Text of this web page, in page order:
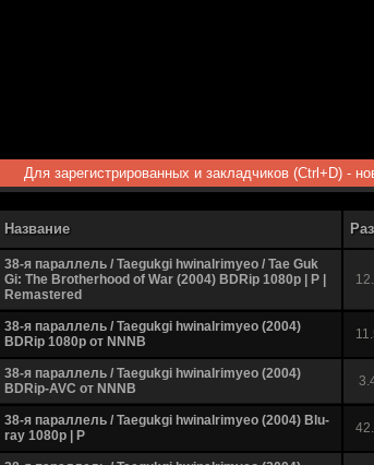
Для зарегистрированных и закладчиков (Ctrl+D) -
Название
38-я параллель / Taegukgi hwinalrimyeo / Tae Guk
Gi: The Brotherhood of War (2004) BDRip 1080p | P |
Remastered
38-я параллель / Taegukgi hwinalrimyeo (2004)
BDRip 1080p от NNNB
38-я параллель / Taegukgi hwinalrimyeo (2004)
BDRip-AVC от NNNB
38-я параллель / Taegukgi hwinalrimyeo (2004) Blu-
ray 1080p | P